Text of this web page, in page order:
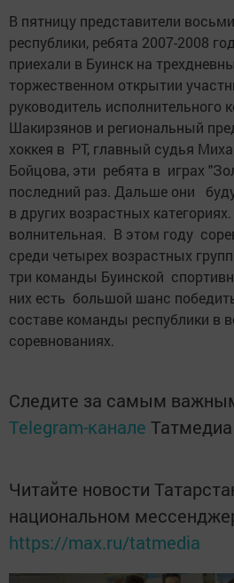
В пятницу представители
республики, ребята 2007-2008
приехали в Буинск на
торжественном открытии
руководитель исполнительного
Шакирзянов и региональный
хоккея в РТ, главный судья
Бойцова, эти ребята в играх
последний раз. Дальше они
в других возрастных
волнительная. В этом году
среди четырех возрастных
три команды Буинской
них есть большой шанс
составе команды республики в
соревнованиях.
Следите за самым
Telegram-канале Татмедиа
Читайте новости
национальном
https://max.ru/tatmedia